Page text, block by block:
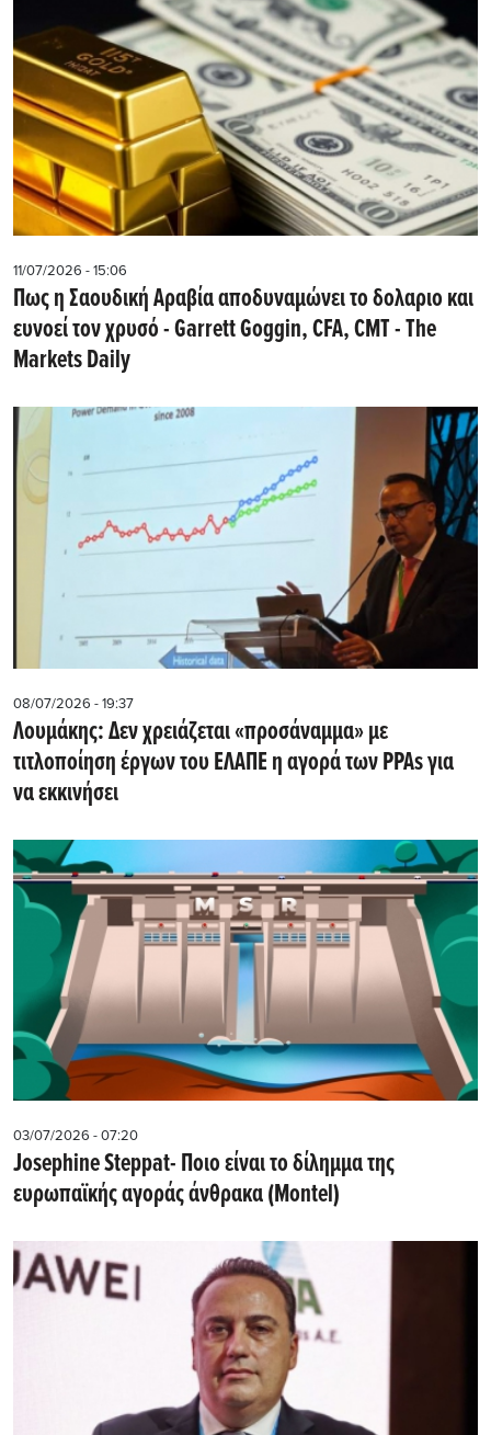
11/07/2026 - 15:06
Πως η Σαουδική Αραβία αποδυναμώνει το δολαριο και
ευνοεί τον χρυσό - Garrett Goggin, CFA, CMT - The
Markets Daily
08/07/2026 - 19:37
Λουμάκης: Δεν χρειάζεται «προσάναμμα» με
τιτλοποίηση έργων του ΕΛΑΠΕ η αγορά των PPAs για
να εκκινήσει
03/07/2026 - 07:20
Josephine Steppat- Ποιο είναι το δίλημμα της
ευρωπαϊκής αγοράς άνθρακα (Montel)